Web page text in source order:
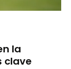
la
clave